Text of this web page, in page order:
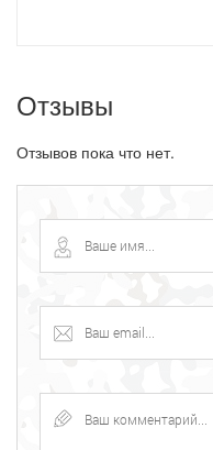
Отзывы
Отзывов пока что нет.